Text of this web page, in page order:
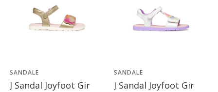
SANDALE
J Sandal Joyfoot Gir
SANDALE
J Sandal Joyfoot Gir